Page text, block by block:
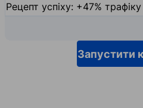
Рецепт успіху: +47% трафіку
Запустити